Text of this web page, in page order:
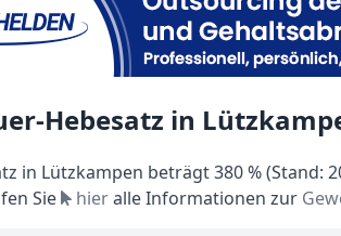
Hebesatz in
in Lützkampen beträgt 380 % (Stand:
Sie
hieralle Informationen zur